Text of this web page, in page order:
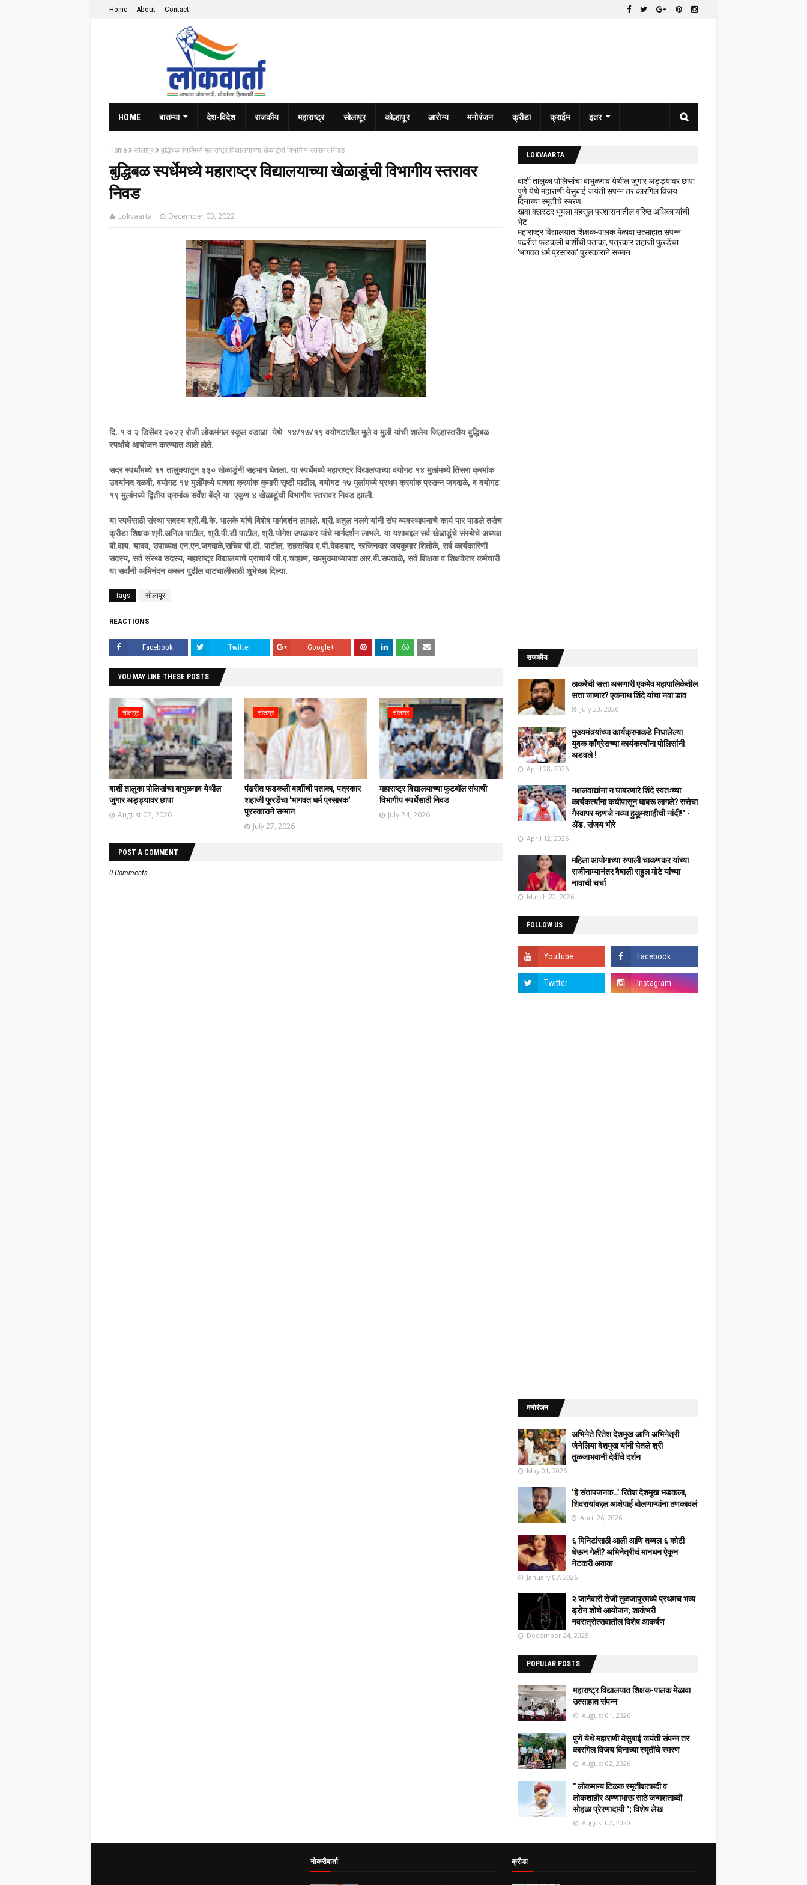
Home About Contact
HOME बातम्या देश-विदेश राजकीय महाराष्ट्र सोलापूर कोल्हापूर आरोग्य मनोरंजन क्रीडा क्राईम इतर
Home सोलापूर बुद्धिबळ स्पर्धेमध्ये महाराष्ट्र विद्यालयाच्या खेळाडूंची विभागीय स्तरावर निवड
बुद्धिबळ स्पर्धेमध्ये महाराष्ट्र विद्यालयाच्या खेळाडूंची विभागीय स्तरावर
निवड
Lokvaarta December 03, 2022
दि. १ व २ डिसेंबर २०२२ रोजी लोकमंगल स्कूल वडाळा येथे १४/१७/१९ वयोगटातील मुले व मुली यांची शालेय जिल्हास्तरीय बुद्धिबळ
स्पर्धाचे आयोजन करण्यात आले होते.
सदर स्पर्धांमध्ये ११ तालुक्यातून ३३० खेळाडूंनी सहभाग घेतला. या स्पर्धेमध्ये महाराष्ट्र विद्यालयाच्या वयोगट १४ मुलांमध्ये तिसरा क्रमांक
उदयांनद दळवी, वयोगट १४ मुलींमध्ये पाचवा क्रमांक कुमारी सृष्टी पाटील, वयोगट १७ मुलांमध्ये प्रथम क्रमांक प्रसन्न जगदाळे, व वयोगट
१९ मुलांमध्ये द्वितीय क्रमांक सर्वेश बेंद्रे या एकूण ४ खेळाडूंची विभागीय स्तरावर निवड झाली.
या स्पर्धेसाठी संस्था सदस्य श्री.बी.के. भालके यांचे विशेष मार्गदर्शन लाभले. श्री.अतुल नलगे यांनी संघ व्यवस्थापनाचे कार्य पार पाडले तसेच
क्रीडा शिक्षक श्री.अनिल पाटील, श्री.पी.डी पाटील, श्री.योगेश उपळकर यांचे मार्गदर्शन लाभले. या यशाबद्दल सर्व खेळाडूंचे संस्थेचे अध्यक्ष
बी.वाय. यादव, उपाध्यक्ष एन.एन.जगदाळे,सचिव पी.टी. पाटील, सहसचिव ए.पी.देबडवार, खजिनदार जयकुमार शितोळे, सर्व कार्यकारिणी
सदस्य, सर्व संस्था सदस्य, महाराष्ट्र विद्यालयाचे प्राचार्य जी.ए.चव्हाण, उपमुख्याध्यापक आर.बी.सपताळे, सर्व शिक्षक व शिक्षकेतर कर्मचारी
या सर्वांनी अभिनंदन करून पुढील वाटचालीसाठी शुभेच्छा दिल्या.
Tags सोलापूर
REACTIONS
Facebook Twitter Google+
YOU MAY LIKE THESE POSTS
सोलापूर
बार्शी तालुका पोलिसांचा बाभुळगाव येथील
जुगार अड्ड्यावर छापा
August 02, 2026
सोलापूर
पंढरीत फडकली बार्शीची पताका, पत्रकार
शहाजी फुरडेंचा 'भागवत धर्म प्रसारक'
पुरस्काराने सन्मान
July 27, 2026
सोलापूर
महाराष्ट्र विद्यालयाच्या फुटबॉल संघाची
विभागीय स्पर्धेसाठी निवड
July 24, 2026
POST A COMMENT
0 Comments
LOKVAARTA
बार्शी तालुका पोलिसांचा बाभुळगाव येथील जुगार अड्ड्यावर छापा
पुणे येथे महाराणी येसुबाई जयंती संपन्न तर कारगिल विजय
दिनाच्या स्मृतींचे स्मरण
खवा क्लस्टर भूमला महसूल प्रशासनातील वरिष्ठ अधिकाऱ्यांची
भेट
महाराष्ट्र विद्यालयात शिक्षक-पालक मेळावा उत्साहात संपन्न
पंढरीत फडकली बार्शीची पताका, पत्रकार शहाजी फुरडेंचा
'भागवत धर्म प्रसारक' पुरस्काराने सन्मान
राजकीय
ठाकरेंची सत्ता असणारी एकमेव महापालिकेतील
सत्ता जाणार? एकनाथ शिंदे यांचा नवा डाव
July 23, 2026
मुख्यमंत्र्यांच्या कार्यक्रमाकडे निघालेल्या
युवक काँग्रेसच्या कार्यकर्त्यांना पोलिसांनी
अडवले !
April 28, 2026
नक्षलवाद्यांना न घाबरणारे शिंदे स्वतःच्या
कार्यकर्त्यांना कधीपासून घाबरू लागले? सत्तेचा
गैरवापर म्हणजे नव्या हुकूमशाहीची नांदी!" -
ॲड. संजय भोरे
April 12, 2026
महिला आयोगाच्या रुपाली चाकणकर यांच्या
राजीनाम्यानंतर वैषाली राहुल मोटे यांच्या
नावाची चर्चा
March 22, 2026
FOLLOW US
मनोरंजन
अभिनेते रितेश देशमुख आणि अभिनेत्री
जेनेलिया देशमुख यांनी घेतले श्री
तुळजाभवानी देवींचे दर्शन
May 01, 2026
‘हे संतापजनक…’ रितेश देशमुख भडकला,
शिवरायांबद्दल आक्षेपार्ह बोलणाऱ्यांना ठणकावलं
April 26, 2026
६ मिनिटांसाठी आली आणि तब्बल ६ कोटी
घेऊन गेली? अभिनेत्रीचं मानधन ऐकून
नेटकरी अवाक
January 07, 2026
२ जानेवारी रोजी तुळजापूरमध्ये प्रथमच भव्य
ड्रोन शोचे आयोजन; शाकंभरी
नवरात्रोत्सवातील विशेष आकर्षण
December 24, 2025
POPULAR POSTS
महाराष्ट्र विद्यालयात शिक्षक-पालक मेळावा
उत्साहात संपन्न
August 01, 2026
पुणे येथे महाराणी येसुबाई जयंती संपन्न तर
कारगिल विजय दिनाच्या स्मृतींचे स्मरण
August 02, 2026
" लोकमान्य टिळक स्मृतीशताब्दी व
लोकशाहीर अण्णाभाऊ साठे जन्मशताब्दी
सोहळा प्रेरणादायी "; विशेष लेख
August 02, 2020
नोकरीवार्ता क्रीडा